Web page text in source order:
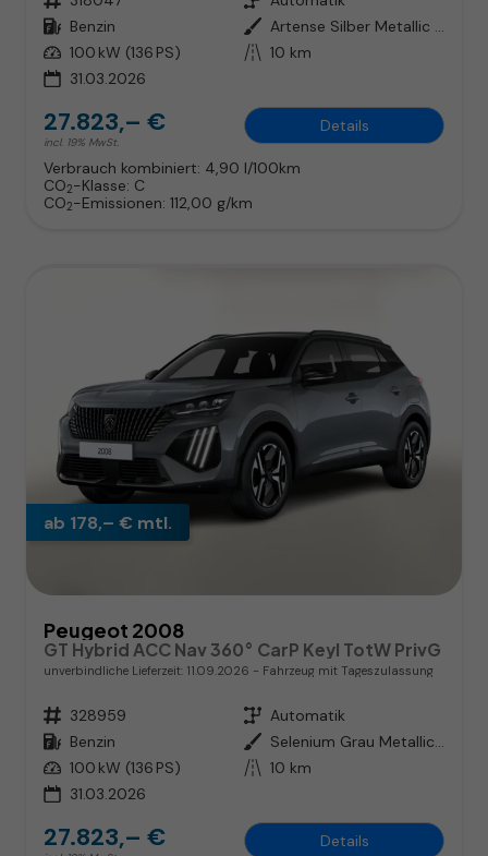
Kraftstoff Benzin Außenfarbe
Artense Silber Metallic / Dach i
Leistung 100 kW (136 PS) Kilometerstand 10 km
31.03.2026
27.823,– €
incl. 19% MwSt.
Details
Verbrauch kombiniert: 4,90 l/100km
CO2-Klasse: C
CO2-Emissionen: 112,00 g/km
ab 178,– € mtl.
Peugeot 2008
GT Hybrid ACC Nav 360° CarP Keyl TotW PrivG
unverbindliche Lieferzeit: 11.09.2026 Fahrzeug mit Tageszulassung
Fahrzeugnr. 328959 Getriebe Automatik
Kraftstoff Benzin Außenfarbe
Selenium Grau Metallic / Dach in
Leistung 100 kW (136 PS) Kilometerstand 10 km
31.03.2026
27.823,– € Details